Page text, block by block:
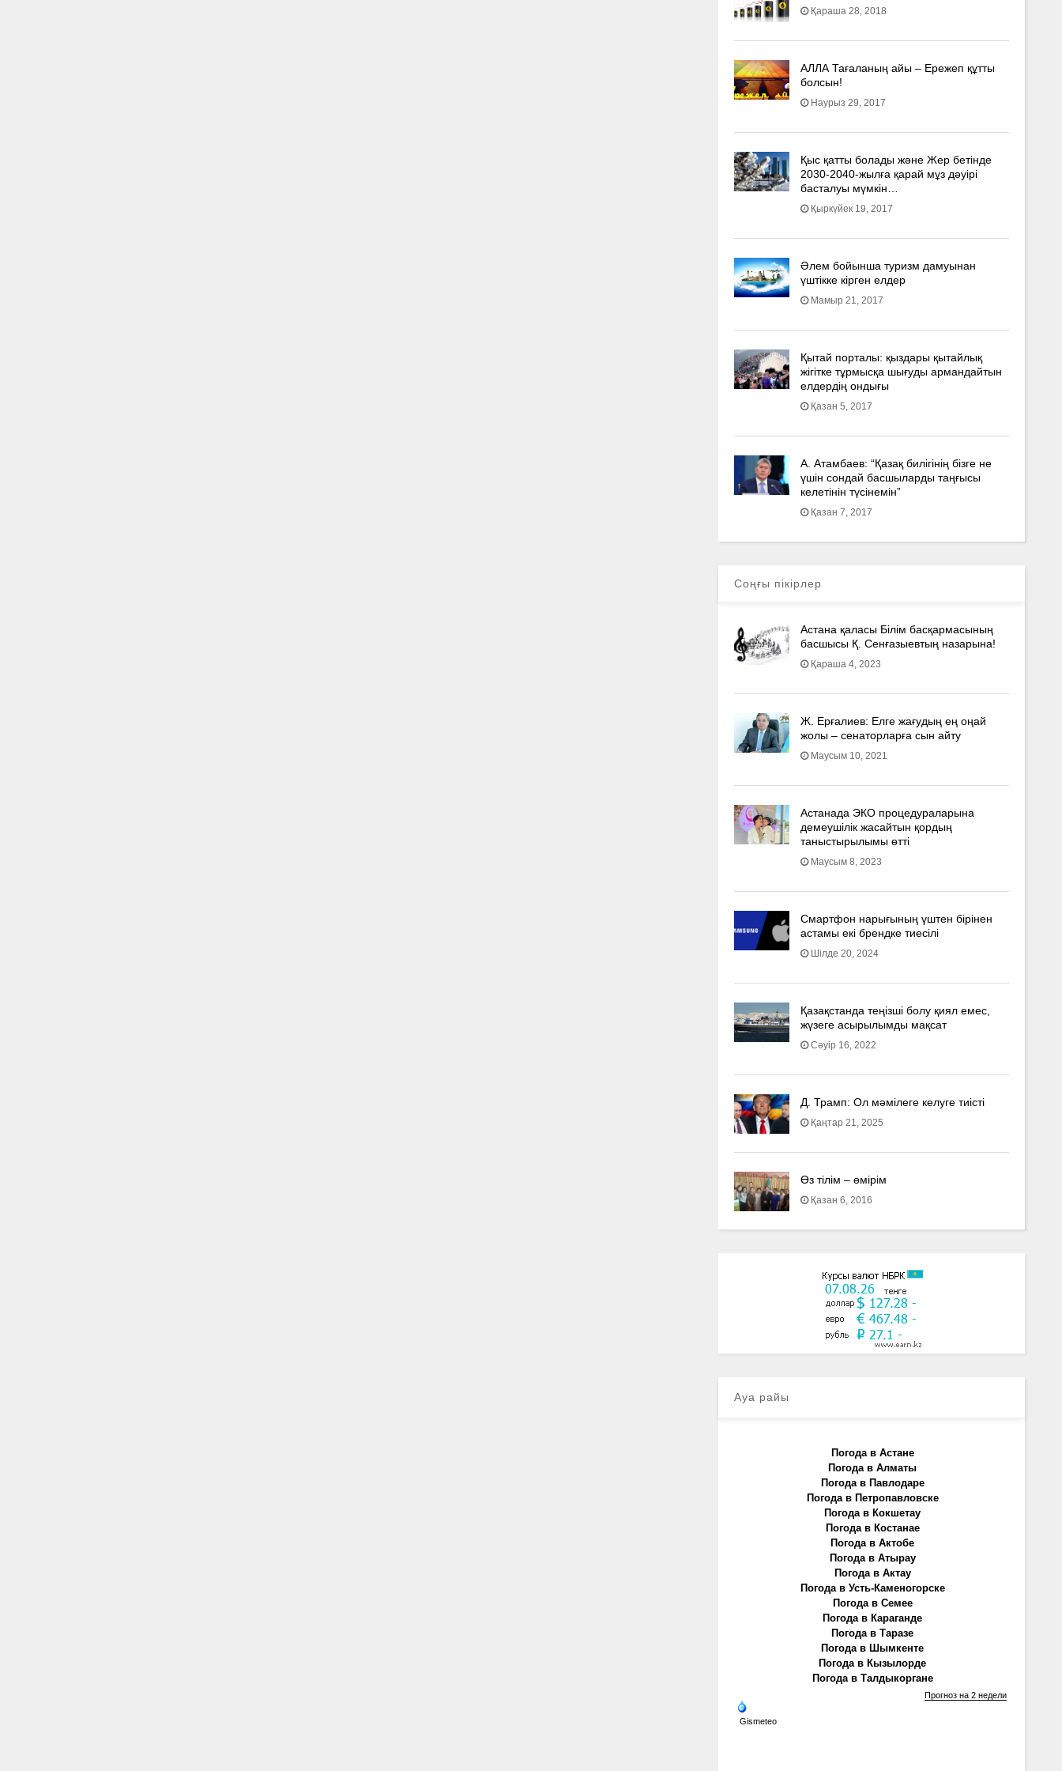
Қараша 28, 2018
АЛЛА Тағаланың айы – Ережеп құтты
болсын!
Наурыз 29, 2017
Қыс қатты болады және Жер бетінде
2030-2040­-жылға қарай мұз дәуірі
басталуы мүмкін…
Қыркүйек 19, 2017
Әлем бойынша туризм дамуынан
үштікке кірген елдер
Мамыр 21, 2017
Қытай порталы: қыздары қытайлық
жігітке тұрмысқа шығуды армандайтын
елдердің ондығы
Қазан 5, 2017
А. Атамбаев: “Қазақ билігінің бізге не
үшін сондай басшыларды таңғысы
келетінін түсінемін”
Қазан 7, 2017
Соңғы пікірлер
Астана қаласы Білім басқармасының
басшысы Қ. Сенғазыевтың назарына!
Қараша 4, 2023
Ж. Ерғалиев: Елге жағудың ең оңай
жолы – сенаторларға сын айту
Маусым 10, 2021
Астанада ЭКО процедураларына
демеушілік жасайтын қордың
таныстырылымы өтті
Маусым 8, 2023
Смартфон нарығының үштен бірінен
астамы екі брендке тиесілі
Шілде 20, 2024
Қазақстанда теңізші болу қиял емес,
жүзеге асырылымды мақсат
Сәуір 16, 2022
Д. Трамп: Ол мәмілеге келуге тиісті
Қаңтар 21, 2025
Өз тілім – өмірім
Қазан 6, 2016
Ауа райы
Погода в Астане
Погода в Алматы
Погода в Павлодаре
Погода в Петропавловске
Погода в Кокшетау
Погода в Костанае
Погода в Актобе
Погода в Атырау
Погода в Актау
Погода в Усть-Каменогорске
Погода в Семее
Погода в Караганде
Погода в Таразе
Погода в Шымкенте
Погода в Кызылорде
Погода в Талдыкоргане
Gismeteo
Прогноз на 2 недели